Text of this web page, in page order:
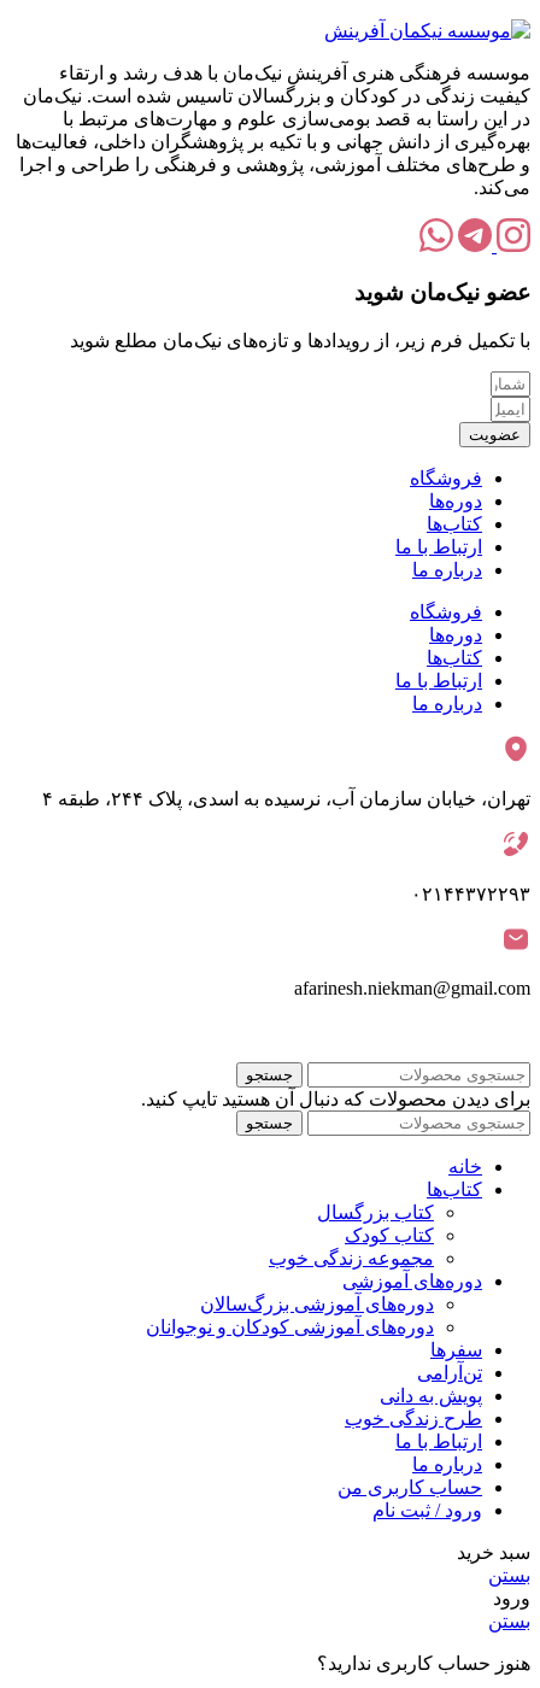
موسسه فرهنگی هنری آفرینش نیک‌مان با هدف رشد و ارتقاء
کیفیت زندگی در کودکان و بزرگسالان تاسیس شده است. نیک‌مان
در این راستا به قصد بومی‌سازی علوم و مهارت‌های مرتبط با
بهره‌گیری از دانش جهانی و با تکیه بر پژوهشگران داخلی، فعالیت‌ها
و طرح‌های مختلف آموزشی، پژوهشی و فرهنگی را طراحی و اجرا
می‌کند.
عضو نیک‌مان شوید
با تکمیل فرم زیر، از رویدادها و تازه‌های نیک‌مان مطلع شوید
عضویت
فروشگاه
دوره‌ها
کتاب‌ها
ارتباط با ما
درباره ما
فروشگاه
دوره‌ها
کتاب‌ها
ارتباط با ما
درباره ما
تهران، خیابان سازمان آب، نرسیده به اسدی، پلاک ۲۴۴، طبقه ۴
۰۲۱۴۴۳۷۲۲۹۳
afarinesh.niekman@gmail.com
جستجو
برای دیدن محصولات که دنبال آن هستید تایپ کنید.
جستجو
خانه
کتاب‌ها
کتاب بزرگسال
کتاب کودک
مجموعه زندگی خوب
دوره‌های آموزشی
دوره‌های آموزشی بزرگ‌سالان
دوره‌های آموزشی کودکان و نوجوانان
سفرها
تن‌آرامی
پویش به دانی
طرح زندگی خوب
ارتباط با ما
درباره ما
حساب کاربری من
ورود / ثبت نام
سبد خرید
بستن
ورود
بستن
هنوز حساب کاربری ندارید؟